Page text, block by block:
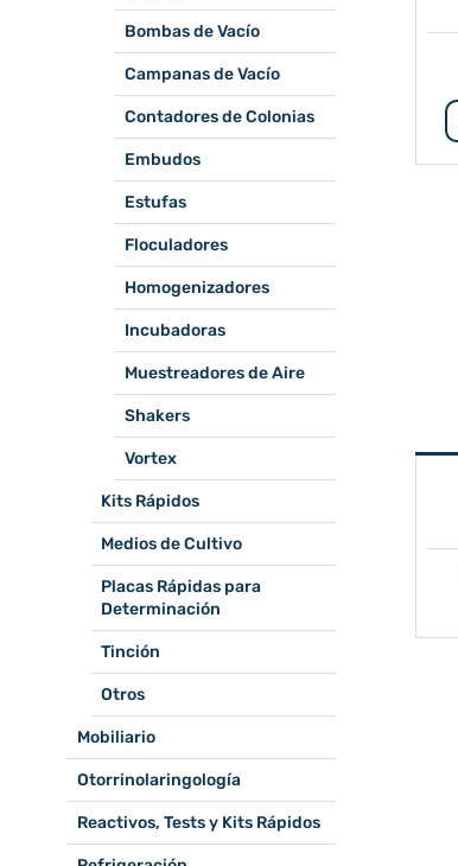
Bombas de Vacío
Campanas de Vacío
Contadores de Colonias
Embudos
Estufas
Floculadores
Homogenizadores
Incubadoras
Muestreadores de Aire
Shakers
Vortex
Kits Rápidos
Medios de Cultivo
Placas Rápidas para
Determinación
Tinción
Otros
Mobiliario
Otorrinolaringología
Reactivos, Tests y Kits Rápidos